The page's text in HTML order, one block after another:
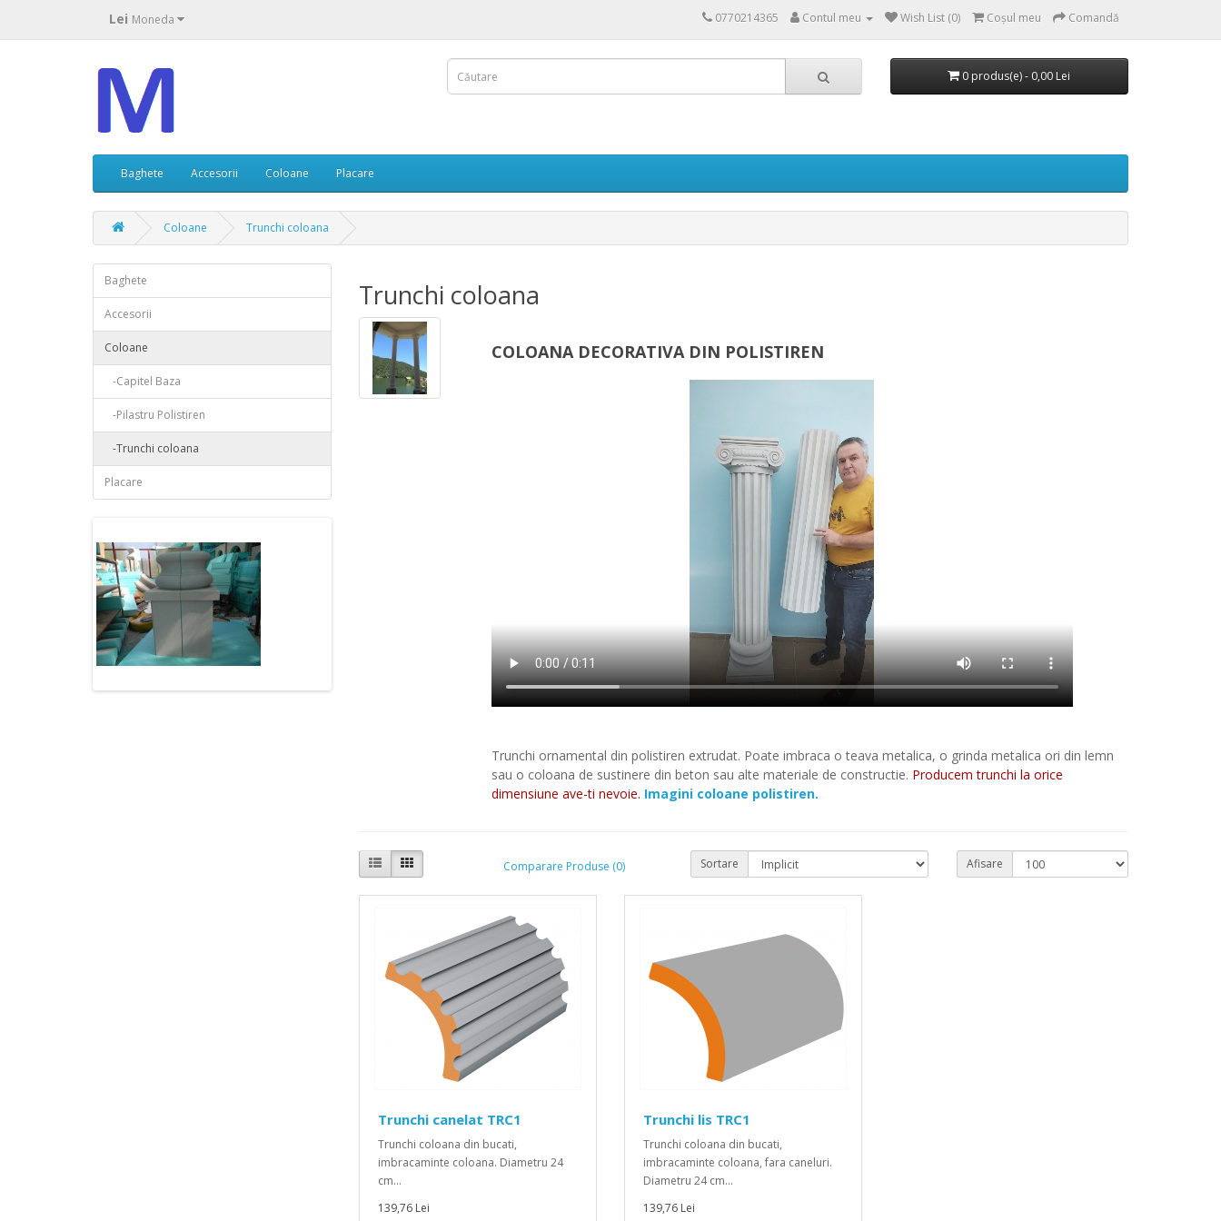
Lei Moneda 0770214365 Contul meu Wish List (0) Coşul meu Comandă
0 produs(e) - 0,00 Lei
Baghete Accesorii Coloane Placare
Coloane Trunchi coloana
Baghete
Accesorii
Coloane
-Capitel Baza
-Pilastru Polistiren
-Trunchi coloana
Placare
Trunchi coloana
COLOANA DECORATIVA DIN POLISTIREN
Trunchi ornamental din polistiren extrudat. Poate imbraca o teava metalica, o grinda metalica ori din lemn
sau o coloana de sustinere din beton sau alte materiale de constructie. Producem trunchi la orice
dimensiune ave-ti nevoie. Imagini coloane polistiren.
Comparare Produse (0) Sortare Afisare
Trunchi canelat TRC1
Trunchi coloana din bucati,
imbracaminte coloana. Diametru 24
cm...
139,76 Lei
Trunchi lis TRC1
Trunchi coloana din bucati,
imbracaminte coloana, fara caneluri.
Diametru 24 cm...
139,76 Lei